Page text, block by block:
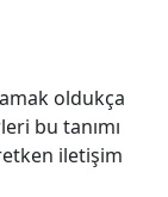
oldukça
bu tanımı
iletişim